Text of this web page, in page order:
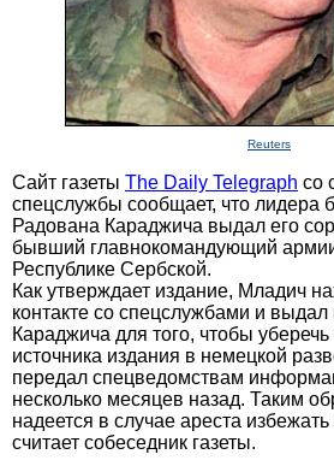
Reuters
Сайт газеты The Daily Telegraph со
спецслужбы сообщает, что лидера
Радована Караджича выдал его
бывший главнокомандующий
Республике Сербской.
Как утверждает издание, Младич
контакте со спецслужбами и
Караджича для того, чтобы
источника издания в немецкой
передал спецведомствам
несколько месяцев назад. Таким
надеется в случае ареста избежать
считает собеседник газеты.